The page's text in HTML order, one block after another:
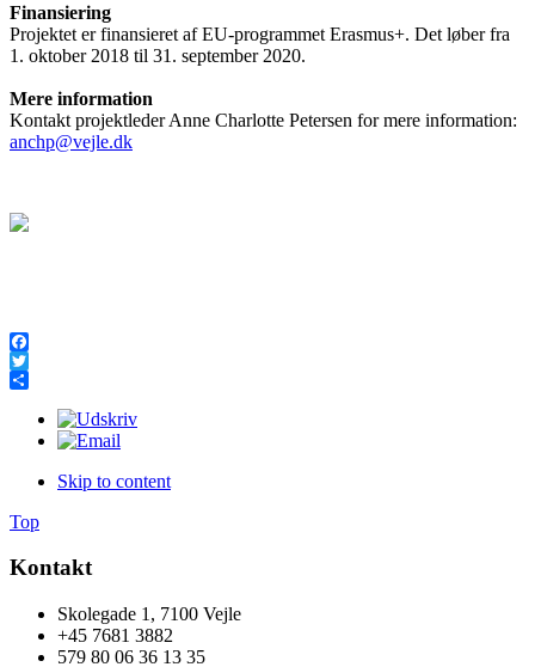
Finansiering
Projektet er finansieret af EU-programmet Erasmus+. Det løber fra
1. oktober 2018 til 31. september 2020.
Mere information
Kontakt projektleder Anne Charlotte Petersen for mere information:
anchp@vejle.dk
Facebook
Twitter
Skip to content
Top
Kontakt
Skolegade 1, 7100 Vejle
+45 7681 3882
579 80 06 36 13 35